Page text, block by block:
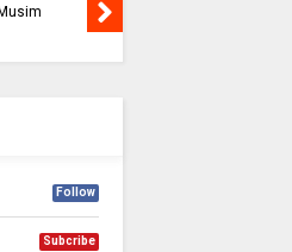
Follow
Subcribe